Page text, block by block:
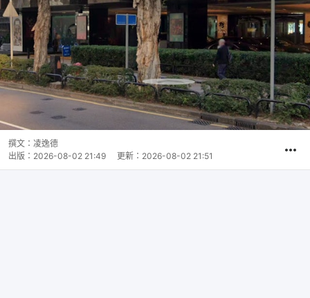
撰文： 凌逸德
出版： 2026-08-02 21:49 更新： 2026-08-02 21:51